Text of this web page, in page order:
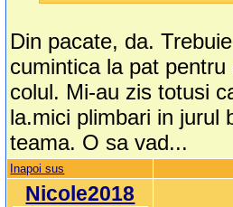
Din pacate, da.
cumintica la pat
colul. Mi-au zis totusi
la.mici plimbari in jurul
teama. O sa vad...
Inapoi sus
Nicole2018